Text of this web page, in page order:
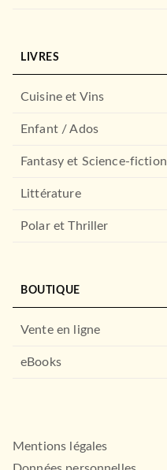
LIVRES
Cuisine et Vins
Enfant / Ados
Fantasy et Science-fiction
Littérature
Polar et Thriller
BOUTIQUE
Vente en ligne
eBooks
Mentions légales